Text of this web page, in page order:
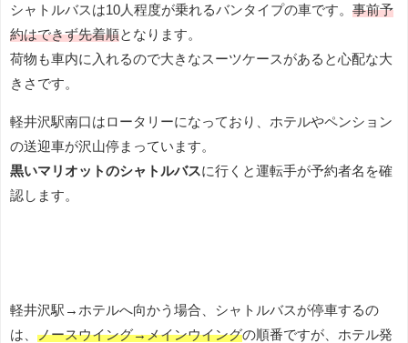
シャトルバスは10人程度が乗れるバンタイプの車です。 事前予
約はできず先着順となります。
荷物も車内に入れるので大きなスーツケースがあると心配な大
きさです。
軽井沢駅南口はロータリーになっており、ホテルやペンション
の送迎車が沢山停まっています。
黒いマリオットのシャトルバスに行くと運転手が予約者名を確
認します。
軽井沢駅→ホテルへ向かう場合、シャトルバスが停車するの
は、 ノースウイング→メインウイングの順番ですが、ホテル発